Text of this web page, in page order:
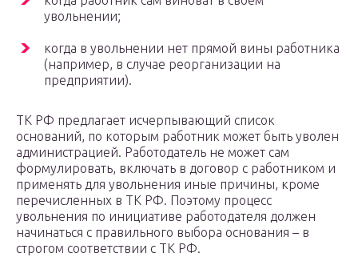
увольнении;
когда в увольнении нет прямой вины работника
(например, в случае реорганизации на
предприятии).
ТК РФ предлагает исчерпывающий список
оснований, по которым работник может быть уволен
администрацией. Работодатель не может сам
формулировать, включать в договор с работником и
применять для увольнения иные причины, кроме
перечисленных в ТК РФ. Поэтому процесс
увольнения по инициативе работодателя должен
начинаться с правильного выбора основания – в
строгом соответствии с ТК РФ.